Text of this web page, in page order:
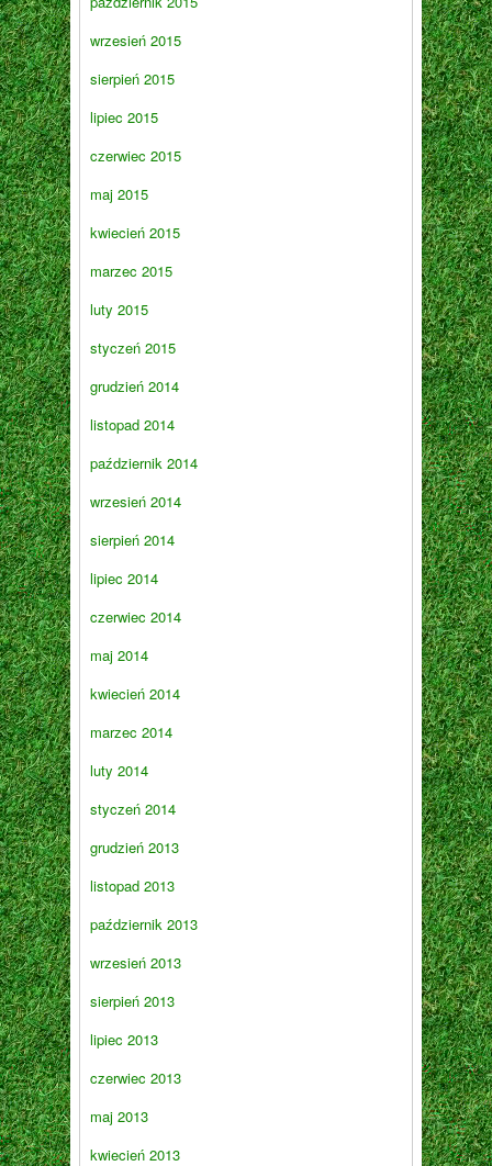
wrzesień 2015
sierpień 2015
lipiec 2015
czerwiec 2015
maj 2015
kwiecień 2015
marzec 2015
luty 2015
styczeń 2015
grudzień 2014
listopad 2014
październik 2014
wrzesień 2014
sierpień 2014
lipiec 2014
czerwiec 2014
maj 2014
kwiecień 2014
marzec 2014
luty 2014
styczeń 2014
grudzień 2013
listopad 2013
październik 2013
wrzesień 2013
sierpień 2013
lipiec 2013
czerwiec 2013
maj 2013
kwiecień 2013